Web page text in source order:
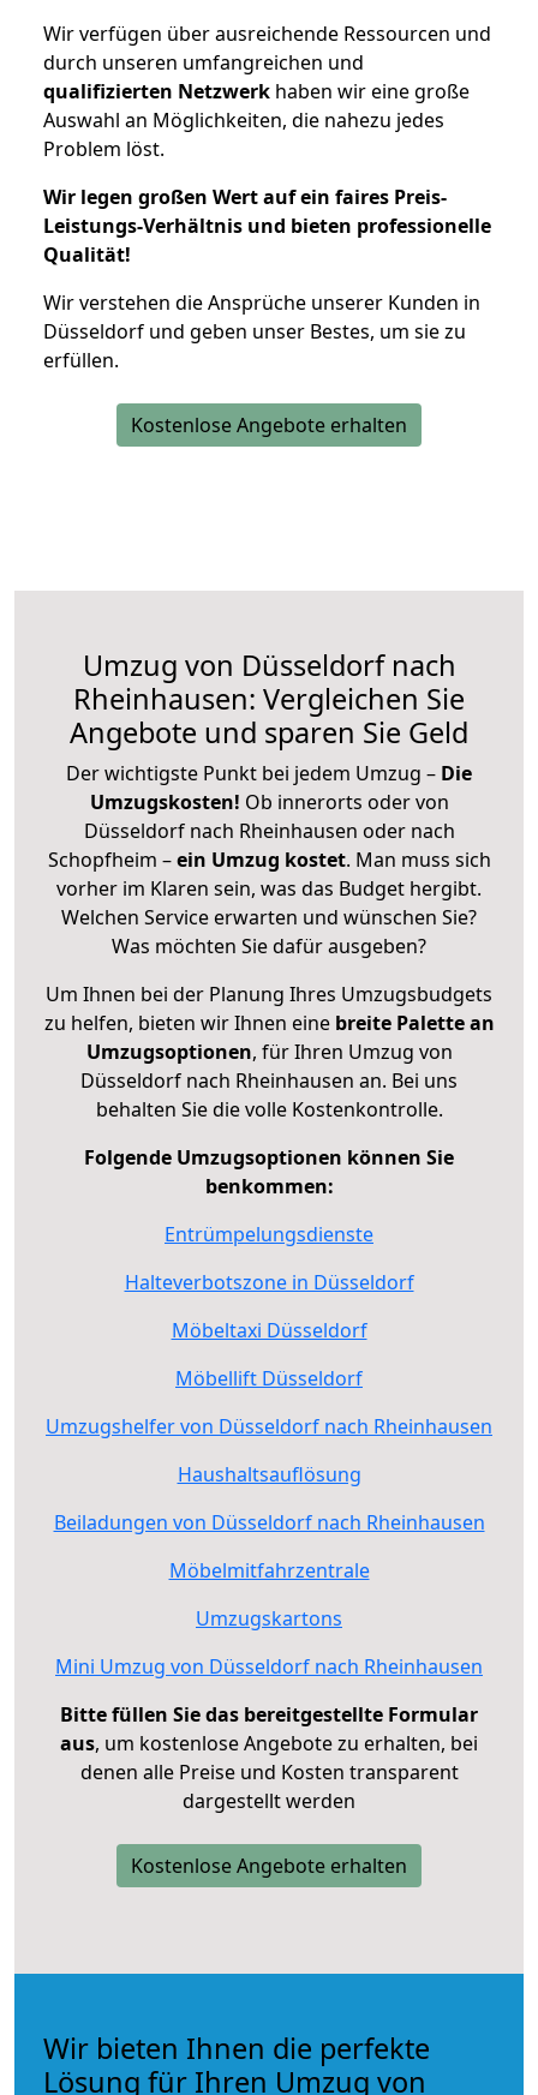
Wir verfügen über ausreichende Ressourcen und
durch unseren umfangreichen und
qualifizierten Netzwerk haben wir eine große
Auswahl an Möglichkeiten, die nahezu jedes
Problem löst.
Wir legen großen Wert auf ein faires Preis-
Leistungs-Verhältnis und bieten professionelle
Qualität!
Wir verstehen die Ansprüche unserer Kunden in
Düsseldorf und geben unser Bestes, um sie zu
erfüllen.
Kostenlose Angebote erhalten
Umzug von Düsseldorf nach
Rheinhausen: Vergleichen Sie
Angebote und sparen Sie Geld
Der wichtigste Punkt bei jedem Umzug – Die
Umzugskosten! Ob innerorts oder von
Düsseldorf nach Rheinhausen oder nach
Schopfheim –ein Umzug kostet. Man muss sich
vorher im Klaren sein, was das Budget hergibt.
Welchen Service erwarten und wünschen Sie?
Was möchten Sie dafür ausgeben?
Um Ihnen bei der Planung Ihres Umzugsbudgets
zu helfen, bieten wir Ihnen eine breite Palette an
Umzugsoptionen, für Ihren Umzug von
Düsseldorf nach Rheinhausen an. Bei uns
behalten Sie die volle Kostenkontrolle.
Folgende Umzugsoptionen können Sie
benkommen:
Entrümpelungsdienste
Halteverbotszone in Düsseldorf
Möbeltaxi Düsseldorf
Möbellift Düsseldorf
Umzugshelfer von Düsseldorf nach Rheinhausen
Haushaltsauflösung
Beiladungen von Düsseldorf nach Rheinhausen
Möbelmitfahrzentrale
Umzugskartons
Mini Umzug von Düsseldorf nach Rheinhausen
Bitte füllen Sie das bereitgestellte Formular
aus, um kostenlose Angebote zu erhalten, bei
denen alle Preise und Kosten transparent
dargestellt werden
Kostenlose Angebote erhalten
Wir bieten Ihnen die perfekte
Lösung für Ihren Umzug von